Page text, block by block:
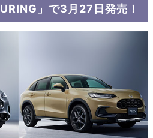
」で3月27日発売！